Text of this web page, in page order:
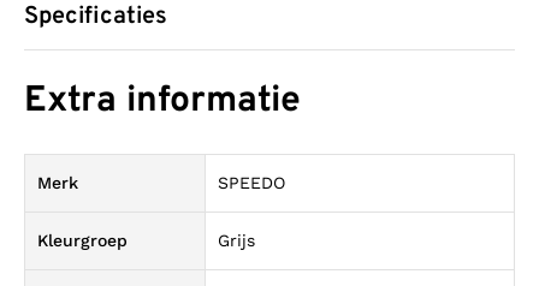
Specificaties
Extra informatie
Merk SPEEDO
Kleurgroep Grijs